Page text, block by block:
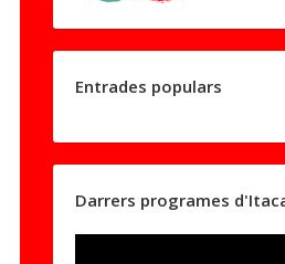
Entrades populars
Darrers programes